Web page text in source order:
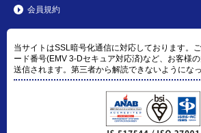
会員規約
当サイトはSSL暗号化通信に対応しております。
ード番号(EMV 3-Dセキュア対応済)など、お客様
送信されます。第三者から解読できないようにな